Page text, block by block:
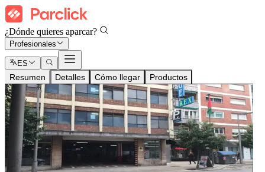
¿Dónde quieres aparcar?
Profesionales
ES
Resumen Detalles Cómo llegar Productos